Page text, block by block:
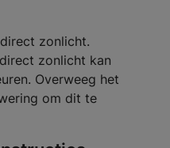
zonlicht.
zonlicht kan
Overweeg het
om dit te